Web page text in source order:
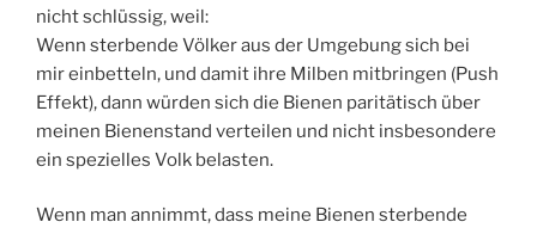
nicht schlüssig, weil:
Wenn sterbende Völker aus der Umgebung sich bei
mir einbetteln, und damit ihre Milben mitbringen (Push
Effekt), dann würden sich die Bienen paritätisch über
meinen Bienenstand verteilen und nicht insbesondere
ein spezielles Volk belasten.
Wenn man annimmt, dass meine Bienen sterbende